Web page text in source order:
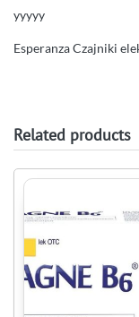
yyyyy
Esperanza Czajniki
Related products